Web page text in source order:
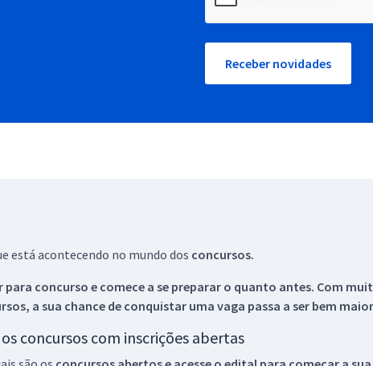
Receber novidades
está acontecendo no mundo dos concursos.
para concurso e comece a se preparar o quanto antes. Com
a sua chance de conquistar uma vaga passa a ser bem
concursos com inscrições abertas